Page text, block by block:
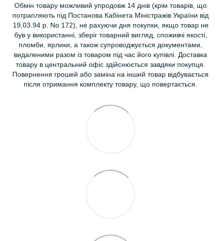
Обмін товару можливий упродовж 14 днів (крім товарів, що
потрапляють під Постанова Кабінета Міністражів України від
19,03.94 р. No 172), не рахуючи дня покупки, якщо товар не
був у використанні, зберіг товарний вигляд, споживчі якості,
пломби, ярлики, а також супроводжується документами,
видаленими разом із товаром під час його купівлі. Доставка
товару в центральний офіс здійснюється завдяки покупця.
Повернення грошей або заміна на інший товар відбувається
після отримання комплекту товару, що повертається.